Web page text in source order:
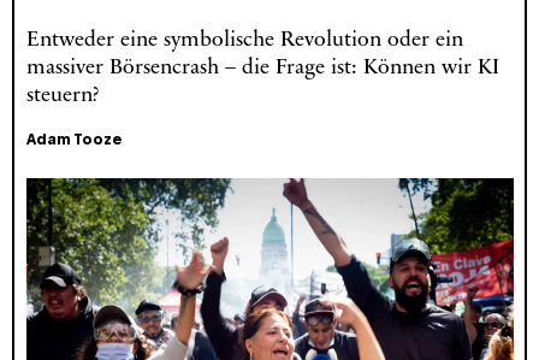
Entweder eine symbolische Revolution oder ein
massiver Börsencrash – die Frage ist: Können wir KI
steuern?
Adam Tooze